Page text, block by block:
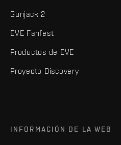
Gunjack 2
EVE Fanfest
Productos de EVE
Proyecto Discovery
INFORMACIÓN DE LA WEB